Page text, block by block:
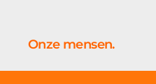
Onze mensen.